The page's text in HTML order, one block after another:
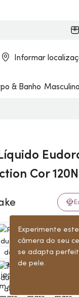
Informar
& Banho
Cor
Experimente
câmera do seu
se adapta
de pele.